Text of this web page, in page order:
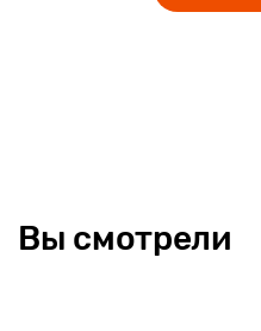
Вы смотрели